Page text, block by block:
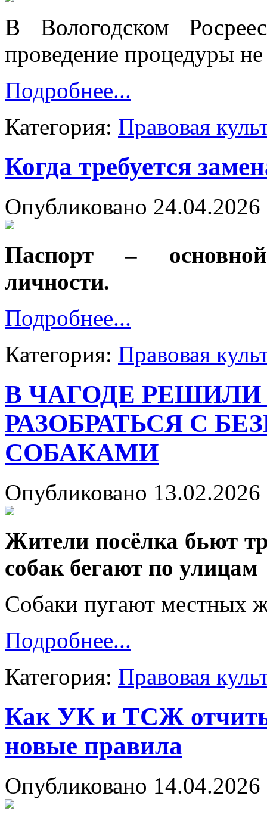
В Вологодском
проведение процедуры не
Подробнее...
Категория: Правовая
Когда требуется
Опубликовано
Паспорт – основной
личности.
Подробнее...
Категория: Правовая
В ЧАГОДЕ
РАЗОБРАТЬСЯ С
СОБАКАМИ
Опубликовано
Жители посёлка бьют
собак бегают по улицам
Собаки пугают местных
Подробнее...
Категория: Правовая
Как УК и ТСЖ
новые правила
Опубликовано